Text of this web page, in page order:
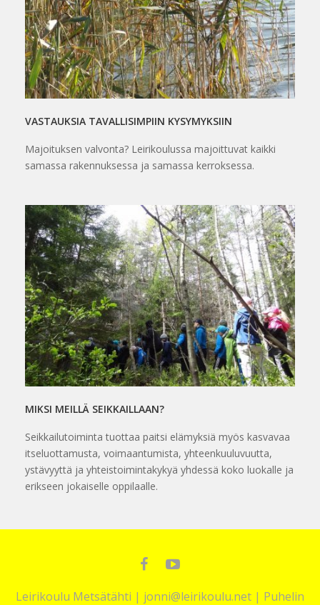
VASTAUKSIA TAVALLISIMPIIN KYSYMYKSIIN
Majoituksen valvonta? Leirikoulussa majoittuvat kaikki
samassa rakennuksessa ja samassa kerroksessa.
MIKSI MEILLÄ SEIKKAILLAAN?
Seikkailutoiminta tuottaa paitsi elämyksiä myös kasvavaa
itseluottamusta, voimaantumista, yhteenkuuluvuutta,
ystävyyttä ja yhteistoimintakykyä yhdessä koko luokalle ja
erikseen jokaiselle oppilaalle.
FacebookYouTube
Leirikoulu Metsätähti | jonni@leirikoulu.net | Puhelin